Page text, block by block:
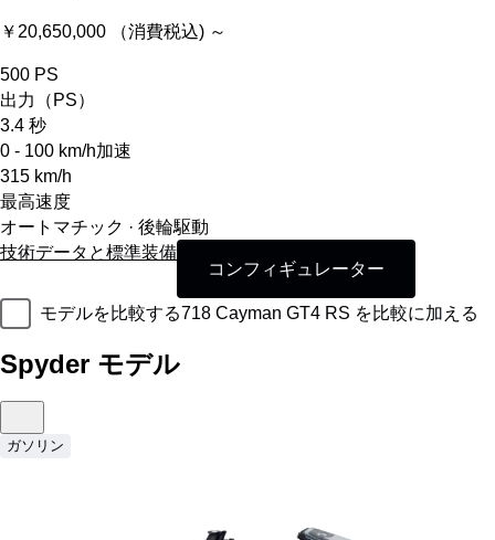
￥20,650,000 （消費税込) ～
500 PS
出力（PS）
3.4 秒
0 - 100 km/h加速
315 km/h
最高速度
オートマチック · 後輪駆動
技術データと標準装備
コンフィギュレーター
モデルを比較する718 Cayman GT4 RS を比較に加える
Spyder モデル
ガソリン